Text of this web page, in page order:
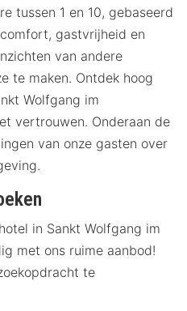
tussen 1 en 10, gebaseerd
gastvrijheid en
van andere
te maken. Ontdek hoog
Wolfgang im
vertrouwen. Onderaan de
van onze gasten over
in Sankt Wolfgang im
met ons ruime aanbod!
te